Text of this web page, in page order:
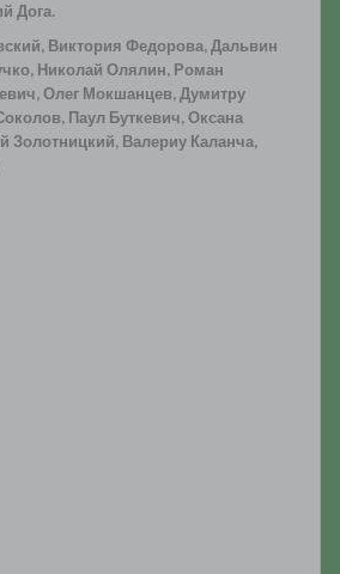
Дога.
Виктория Федорова, Дальвин
Николай Олялин, Роман
Олег Мокшанцев, Думитру
Паул Буткевич, Оксана
Золотницкий, Валериу Каланча,